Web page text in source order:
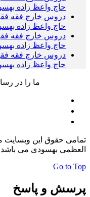
حاج واعظ زاده
دروس خارج فقه
حاج واعظ زاده
دروس خارج فقه
حاج واعظ زاده
دروس خارج فقه
حاج واعظ زاده
ما را در
تمامی حقوق این وبسایت
العظمی بهسودی می
Go to Top
پرسش و پاسخ